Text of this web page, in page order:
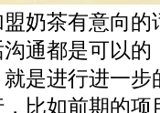
茶有意向的
通都是可以的
是进行进一步
比如前期的项